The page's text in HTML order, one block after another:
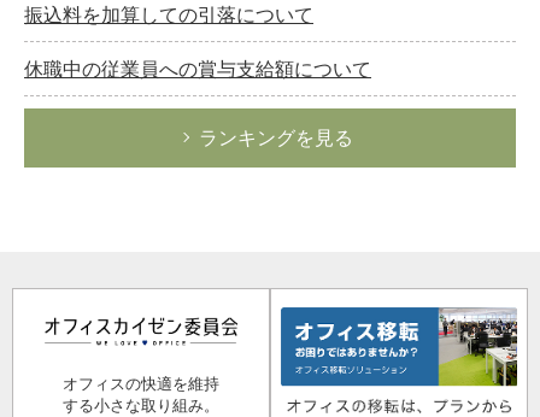
振込料を加算しての引落について
休職中の従業員への賞与支給額について
ランキングを見る
オフィスの快適を維持
する小さな取り組み。